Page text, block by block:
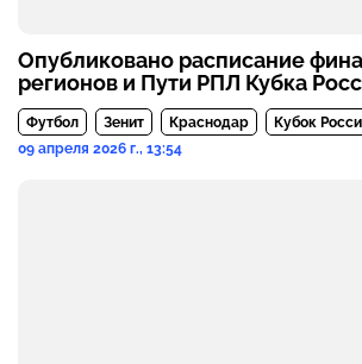
Опубликовано расписание
регионов и Пути РПЛ Кубка
Футбол Зенит Краснодар
Кубок
09 апреля 2026 г., 13:54